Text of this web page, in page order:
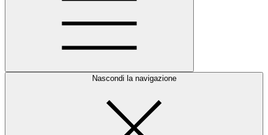
Nascondi la navigazione